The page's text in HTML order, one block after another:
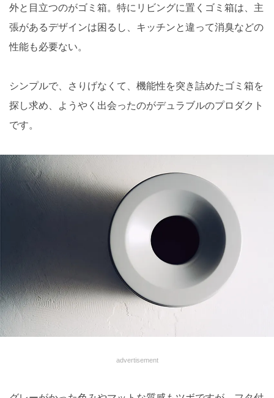
外と目立つのがゴミ箱。特にリビングに置くゴミ箱は、主
張があるデザインは困るし、キッチンと違って消臭などの
性能も必要ない。
シンプルで、さりげなくて、機能性を突き詰めたゴミ箱を
探し求め、ようやく出会ったのがデュラブルのプロダクト
です。
advertisement